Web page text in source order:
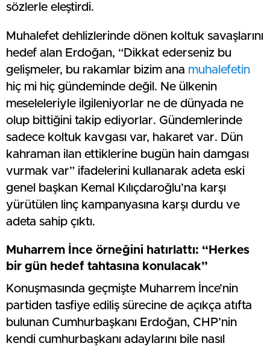
sözlerle eleştirdi.
Muhalefet dehlizlerinde dönen koltuk savaşlarını
hedef alan Erdoğan, “Dikkat ederseniz bu
gelişmeler, bu rakamlar bizim ana muhalefetin
hiç mi hiç gündeminde değil. Ne ülkenin
meseleleriyle ilgileniyorlar ne de dünyada ne
olup bittiğini takip ediyorlar. Gündemlerinde
sadece koltuk kavgası var, hakaret var. Dün
kahraman ilan ettiklerine bugün hain damgası
vurmak var” ifadelerini kullanarak adeta eski
genel başkan Kemal Kılıçdaroğlu’na karşı
yürütülen linç kampanyasına karşı durdu ve
adeta sahip çıktı.
Muharrem İnce örneğini hatırlattı: “Herkes
bir gün hedef tahtasına konulacak”
Konuşmasında geçmişte Muharrem İnce’nin
partiden tasfiye ediliş sürecine de açıkça atıfta
bulunan Cumhurbaşkanı Erdoğan, CHP’nin
kendi cumhurbaşkanı adaylarını bile nasıl